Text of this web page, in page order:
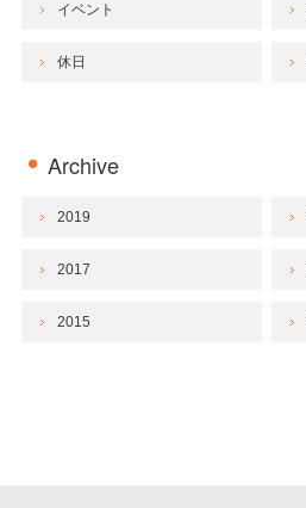
イベント
休日
Archive
2019
2017
2015